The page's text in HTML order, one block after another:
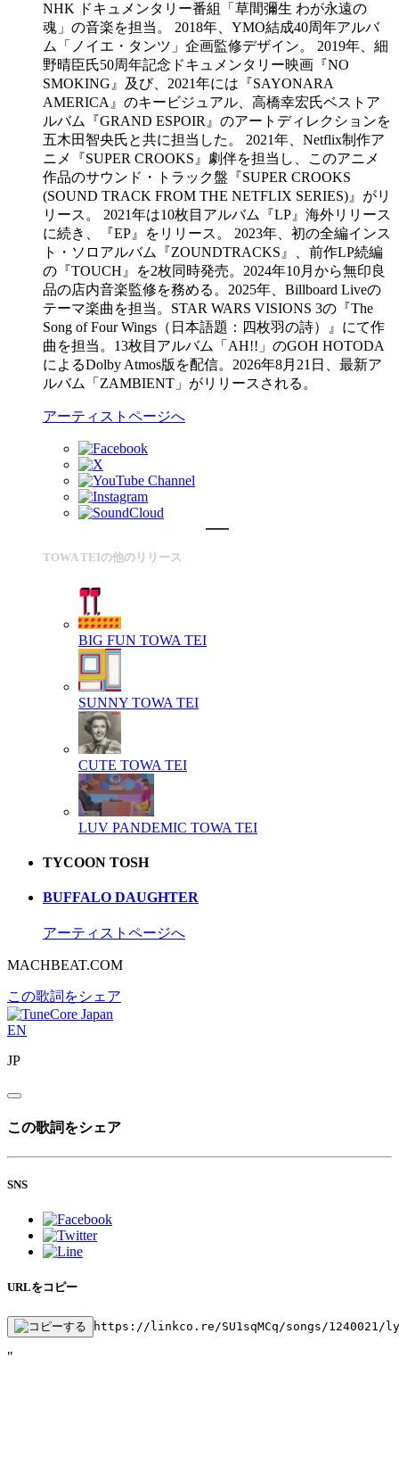
NHK ドキュメンタリー番組「草間彌生 わが永遠の
魂」の音楽を担当。 2018年、YMO結成40周年アルバ
ム「ノイエ・タンツ」企画監修デザイン。 2019年、細
野晴臣氏50周年記念ドキュメンタリー映画『NO
SMOKING』及び、2021年には『SAYONARA
AMERICA』のキービジュアル、高橋幸宏氏ベストア
ルバム『GRAND ESPOIR』のアートディレクションを
五木田智央氏と共に担当した。 2021年、Netflix制作ア
ニメ『SUPER CROOKS』劇伴を担当し、このアニメ
作品のサウンド・トラック盤『SUPER CROOKS
(SOUND TRACK FROM THE NETFLIX SERIES)』がリ
リース。 2021年は10枚目アルバム『LP』海外リリース
に続き、『EP』をリリース。 2023年、初の全編インス
ト・ソロアルバム『ZOUNDTRACKS』、前作LP続編
の『TOUCH』を2枚同時発売。2024年10月から無印良
品の店内音楽監修を務める。2025年、Billboard Liveの
テーマ楽曲を担当。STAR WARS VISIONS 3の『The
Song of Four Wings（日本語題：四枚羽の詩）』にて作
曲を担当。13枚目アルバム「AH!!」のGOH HOTODA
によるDolby Atmos版を配信。2026年8月21日、最新ア
ルバム「ZAMBIENT」がリリースされる。
アーティストページへ
TOWA TEIの他のリリース
BIG FUN TOWA TEI
SUNNY TOWA TEI
CUTE TOWA TEI
LUV PANDEMIC TOWA TEI
TYCOON TOSH
BUFFALO DAUGHTER
アーティストページへ
MACHBEAT.COM
この歌詞をシェア
EN
JP
この歌詞をシェア
SNS
URLをコピー
https://linkco.re/SU1sqMCq/songs/1240021/
"